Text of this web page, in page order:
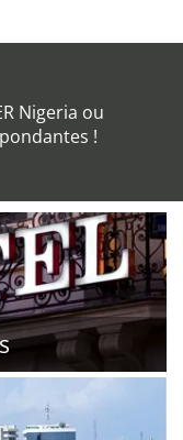
Nigeria ou
!